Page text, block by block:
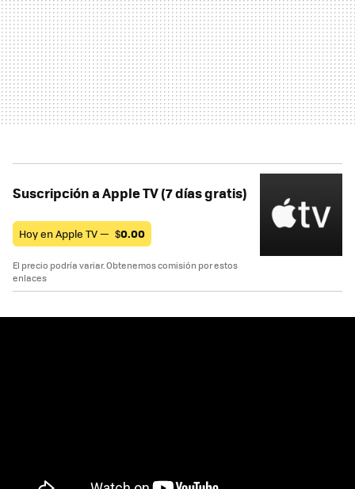
Suscripción a Apple TV (7 días gratis)
Hoy en Apple TV — $0.00
El precio podría variar. Obtenemos comisión por estos
enlaces